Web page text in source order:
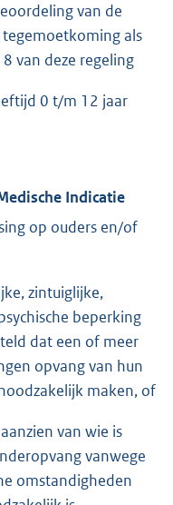
van de
als
van deze regeling
0 t/m 12 jaar
Indicatie
op ouders en/of
zintuiglijke,
beperking
dat een of meer
opvang van hun
maken, of
van wie is
vanwege
omstandigheden